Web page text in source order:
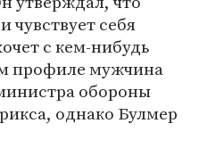
чувствует себя
с кем-нибудь
профиле мужчина
обороны
однако Булмер